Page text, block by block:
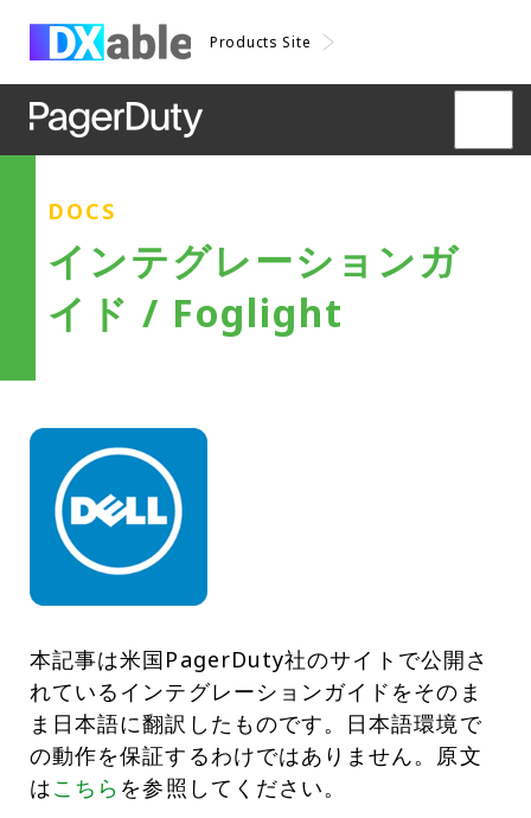
Products Site
DOCS
インテグレーションガ
イド / Foglight
本記事は米国PagerDuty社のサイトで公開さ
れているインテグレーションガイドをそのま
ま日本語に翻訳したものです。日本語環境で
の動作を保証するわけではありません。原文
はこちら を参照してください。